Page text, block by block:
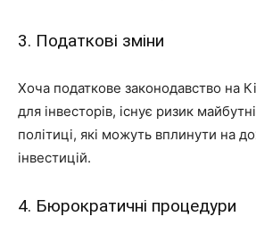
3. Податкові зміни
Хоча податкове законодавство на
для інвесторів, існує ризик
політиці, які можуть вплинути на
інвестицій.
4. Бюрократичні процедури